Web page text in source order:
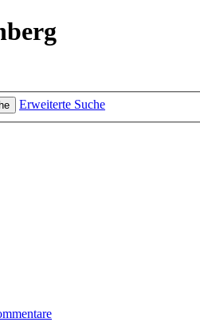
Erweiterte Suche